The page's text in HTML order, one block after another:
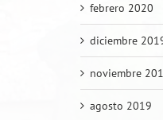
febrero 2020
diciembre
noviembre
agosto 2019